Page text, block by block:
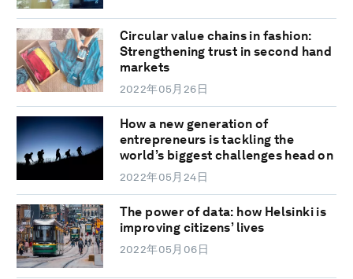
Circular value chains in fashion:
Strengthening trust in second hand
markets
2022年05月26日
How a new generation of
entrepreneurs is tackling the
world’s biggest challenges head on
2022年05月24日
The power of data: how Helsinki is
improving citizens’ lives
2022年05月06日